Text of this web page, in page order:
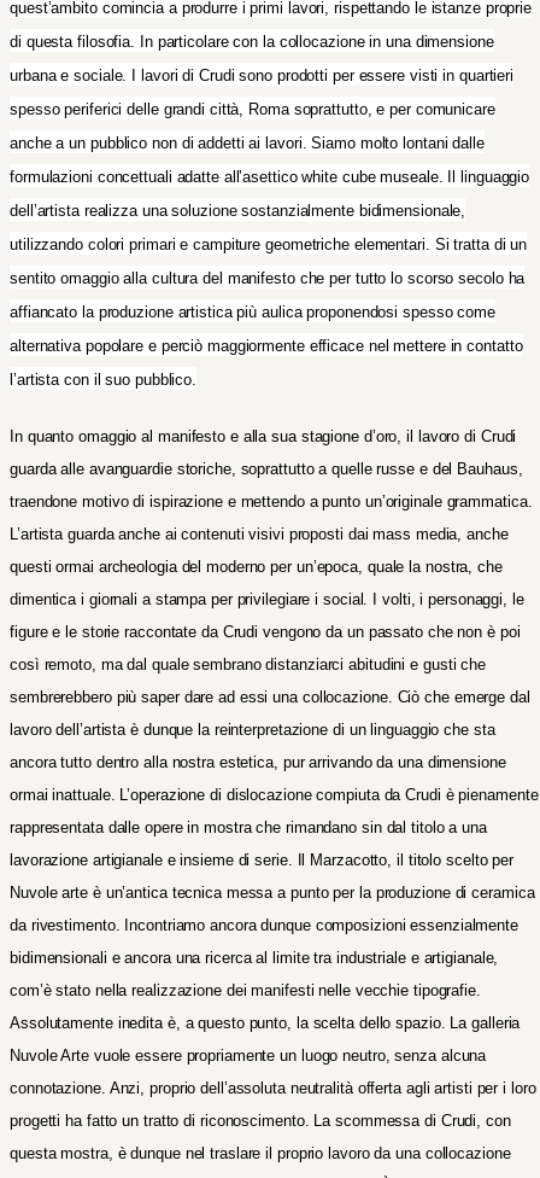
quest’ambito comincia a produrre i primi lavori, rispettando le istanze proprie
di questa filosofia. In particolare con la collocazione in una dimensione
urbana e sociale. I lavori di Crudi sono prodotti per essere visti in quartieri
spesso periferici delle grandi città, Roma soprattutto, e per comunicare
anche a un pubblico non di addetti ai lavori. Siamo molto lontani dalle
formulazioni concettuali adatte all’asettico white cube museale. Il linguaggio
dell’artista realizza una soluzione sostanzialmente bidimensionale,
utilizzando colori primari e campiture geometriche elementari. Si tratta di un
sentito omaggio alla cultura del manifesto che per tutto lo scorso secolo ha
affiancato la produzione artistica più aulica proponendosi spesso come
alternativa popolare e perciò maggiormente efficace nel mettere in contatto
l’artista con il suo pubblico.
In quanto omaggio al manifesto e alla sua stagione d’oro, il lavoro di Crudi
guarda alle avanguardie storiche, soprattutto a quelle russe e del Bauhaus,
traendone motivo di ispirazione e mettendo a punto un’originale grammatica.
L’artista guarda anche ai contenuti visivi proposti dai mass media, anche
questi ormai archeologia del moderno per un’epoca, quale la nostra, che
dimentica i giornali a stampa per privilegiare i social. I volti, i personaggi, le
figure e le storie raccontate da Crudi vengono da un passato che non è poi
così remoto, ma dal quale sembrano distanziarci abitudini e gusti che
sembrerebbero più saper dare ad essi una collocazione. Ciò che emerge dal
lavoro dell’artista è dunque la reinterpretazione di un linguaggio che sta
ancora tutto dentro alla nostra estetica, pur arrivando da una dimensione
ormai inattuale. L’operazione di dislocazione compiuta da Crudi è pienamente
rappresentata dalle opere in mostra che rimandano sin dal titolo a una
lavorazione artigianale e insieme di serie. Il Marzacotto, il titolo scelto per
Nuvole arte è un’antica tecnica messa a punto per la produzione di ceramica
da rivestimento. Incontriamo ancora dunque composizioni essenzialmente
bidimensionali e ancora una ricerca al limite tra industriale e artigianale,
com’è stato nella realizzazione dei manifesti nelle vecchie tipografie.
Assolutamente inedita è, a questo punto, la scelta dello spazio. La galleria
Nuvole Arte vuole essere propriamente un luogo neutro, senza alcuna
connotazione. Anzi, proprio dell’assoluta neutralità offerta agli artisti per i loro
progetti ha fatto un tratto di riconoscimento. La scommessa di Crudi, con
questa mostra, è dunque nel traslare il proprio lavoro da una collocazione